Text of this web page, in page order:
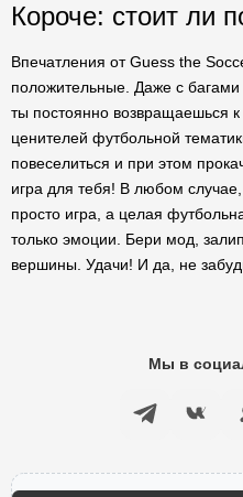
Короче: стоит ли
Впечатления от Guess the
положительные. Даже с
ты постоянно возвращаешься
ценителей футбольной
повеселиться и при этом
игра для тебя! В любом
просто игра, а целая
только эмоции. Бери мод,
вершины. Удачи! И да, не
Мы в